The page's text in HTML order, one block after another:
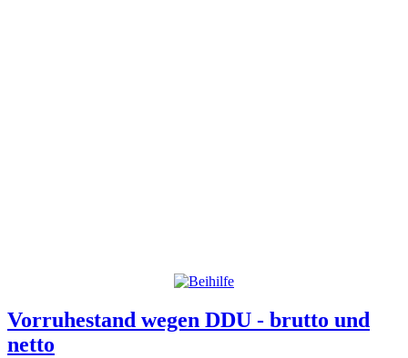
Vorruhestand wegen DDU - brutto und
netto